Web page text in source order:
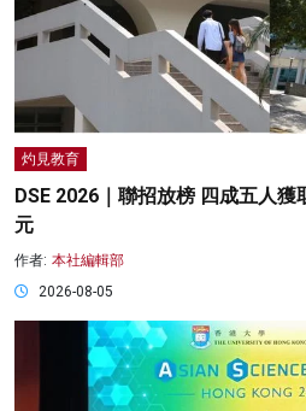
灼見教育
DSE 2026｜聯招放榜 四成五人
元
作者: 本社編輯部
2026-08-05